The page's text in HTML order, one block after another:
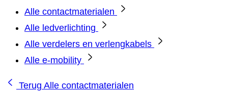
Alle contactmaterialen
Alle ledverlichting
Alle verdelers en verlengkabels
Alle e-mobility
Terug Alle contactmaterialen